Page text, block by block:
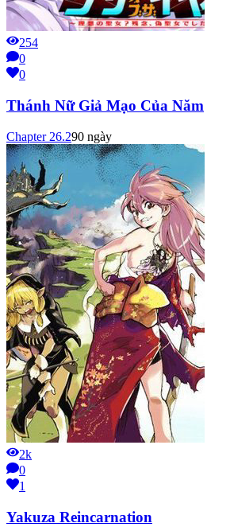
254
0
0
Thánh Nữ Giả Mạo Của Năm
Chapter 26.290 ngày
2k
0
1
Yakuza Reincarnation